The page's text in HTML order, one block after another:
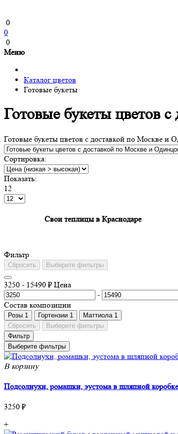
0
0
0
Меню
Каталог цветов
Готовые букеты
Готовые букеты цветов
Готовые букеты цветов с доставкой по Москве и
Сортировка:
Показать:
12
Свои теплицы в Краснодаре
Фильтp
Сбросить Выберите фильтры
3250 - 15490 ₽ Цена
-
Состав композиции
Розы 1 Гортензии 1 Маттиола 1
Сбросить
Выберите фильтры
Фильтр
Выберите фильтры
В корзину
Пoдсолнухи, ромашки, эуcтома в шляпной
3250 ₽
+